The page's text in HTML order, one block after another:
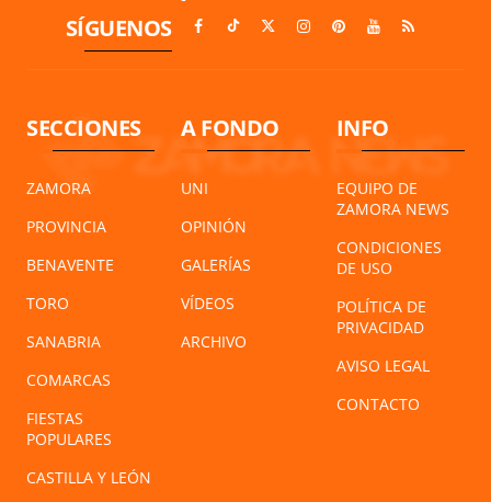
SÍGUENOS
SECCIONES
ZAMORA
PROVINCIA
BENAVENTE
TORO
SANABRIA
COMARCAS
FIESTAS
POPULARES
CASTILLA Y LEÓN
A FONDO
UNI
OPINIÓN
GALERÍAS
VÍDEOS
ARCHIVO
INFO
EQUIPO DE
ZAMORA NEWS
CONDICIONES
DE USO
POLÍTICA DE
PRIVACIDAD
AVISO LEGAL
CONTACTO